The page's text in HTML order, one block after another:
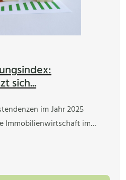
sich...
im Jahr 2025
Immobilienwirtschaft im…